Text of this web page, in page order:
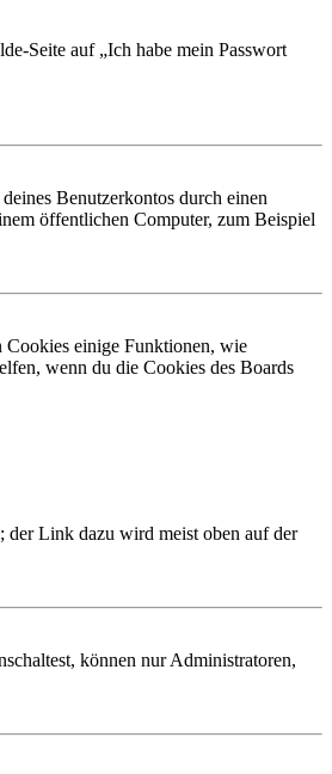
Seite auf „Ich habe mein Passwort
Benutzerkontos durch einen
öffentlichen Computer, zum Beispiel
Cookies einige Funktionen, wie
wenn du die Cookies des Boards
der Link dazu wird meist oben auf der
können nur Administratoren,